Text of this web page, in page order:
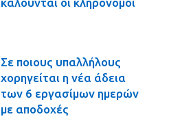
Σε ποιους υπαλλήλους
χορηγείται η νέα άδεια
των 6 εργασίμων ημερών
με αποδοχές